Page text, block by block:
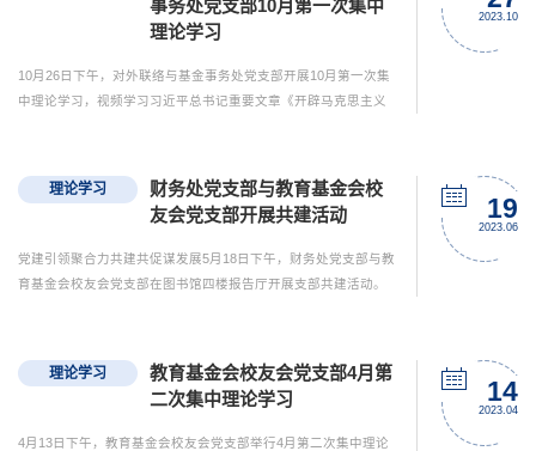
活动组织支部全体党员对校纪检监察机构下发的《违规饮酒、酒...
事务处党支部10月第一次集中
理论学习
10月26日下午，对外联络与基金事务处党支部开展10月第一次集
中理论学习，视频学习习近平总书记重要文章《开辟马克思主义
面建设社会主义现代化国家全面推进中华民族伟大复兴提供坚强
思想保证强大精神力量有利文化条件》，由支部书记周宇同志主
持。学习完毕，支部党员展开交流讨论。赵林同志表示，习近平
总书...
2023.10
理论学习
财务处党支部与教育基金会校
友会党支部开展共建活动
党建引领聚合力共建共促谋发展5月18日下午，财务处党支部与教
育基金会校友会党支部在图书馆四楼报告厅开展支部共建活动。
先共同观看《二十大党章公开课》系列视频，学习“如何理解坚持
制度治党依规治党”、“如何理解充分发挥人才作为第一资源的作
用”、“如何理解逐步实现全体人民共同富裕”、“党章在‘五...
19
2023.06
理论学习
教育基金会校友会党支部4月第
二次集中理论学习
4月13日下午，教育基金会校友会党支部举行4月第二次集中理论
14
2023.04